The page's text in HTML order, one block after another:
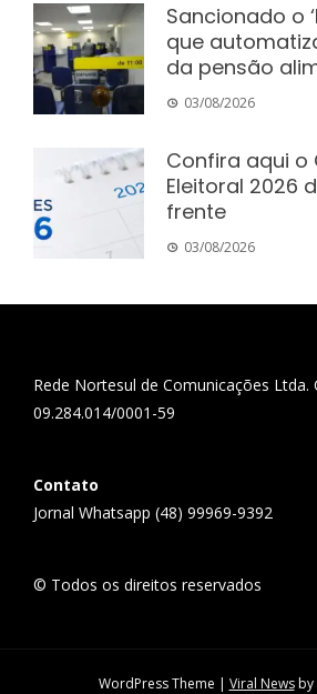
Sancionado o
que
da pensão
03/08/2026
Confira aqui o
Eleitoral 2026
frente
03/08/2026
Rede Nortesul de Comunicações Ltda.
09.284.014/0001-59
Contato
Jornal Whatsapp (48) 99969-9392
© Todos os direitos reservados
WordPress Theme | Viral Newsby